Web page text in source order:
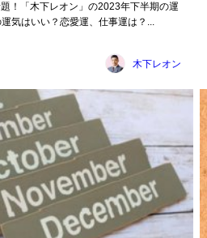
題！「木下レオン」の2023年下半期の運
気はいい？恋愛運、仕事運は？...
木下レオン